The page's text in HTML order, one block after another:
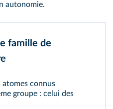
autonomie.
famille de
atomes connus
groupe : celui des